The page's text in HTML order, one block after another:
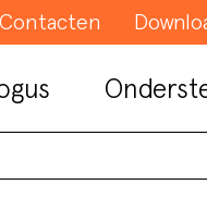
Contacten